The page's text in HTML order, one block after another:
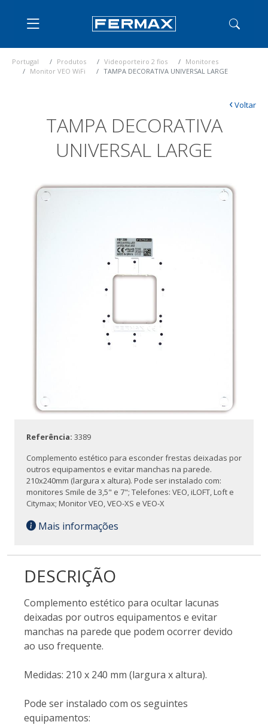
Portugal Produtos Videoporteiro 2 fios
Monitores
Monitor VEO WiFi
TAMPA DECORATIVA UNIVERSAL LARGE
TAMPA DECORATIVA
UNIVERSAL LARGE
‹Voltar
Referência: 3389
Complemento estético para esconder frestas deixadas por
outros equipamentos e evitar manchas na parede.
210x240mm (largura x altura). Pode ser instalado com:
monitores Smile de 3,5" e 7"; Telefones: VEO, iLOFT, Loft e
Citymax; Monitor VEO, VEO-XS e VEO-X
Mais informações
DESCRIÇÃO
Complemento estético para ocultar lacunas
deixadas por outros equipamentos e evitar
manchas na parede que podem ocorrer devido
ao uso frequente.
Medidas: 210 x 240 mm (largura x altura).
Pode ser instalado com os seguintes
equipamentos: